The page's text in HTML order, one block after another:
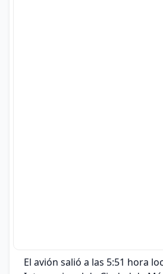
El avión salió a las 5:51 hora